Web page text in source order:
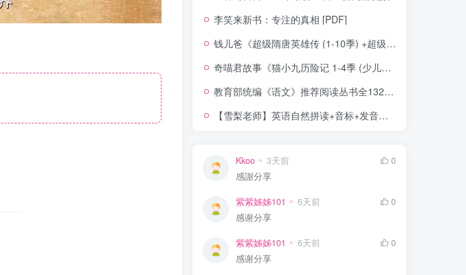
李笑来新书：专注的真相 [PDF]
钱儿爸《超级隋唐英雄传 (1-10季) +超级隋唐英雄后传 (1-4季）
奇喵君故事《猫小九历险记 1-4季 (少儿大型奇幻冒险之旅)
教育部统编《语文》推荐阅读丛书全132种143册
【雪梨老师】英语自然拼读+音标+发音规则（精品课三合一）
Kkoo 3天前
0
感謝分享
紫紫姊姊101 6天前
0
感谢分享
紫紫姊姊101 6天前
0
感谢分享